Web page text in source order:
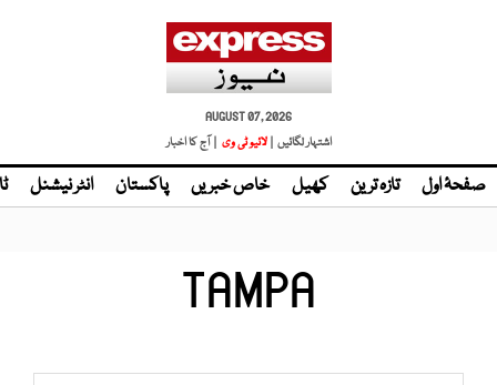
AUGUST 07, 2026
اشتہار لگائیں | لائیو ٹی وی | آج کا اخبار
صفحۂ اول تازہ ترین کھیل خاص خبریں پاکستان انٹر نیشنل
TAMPA